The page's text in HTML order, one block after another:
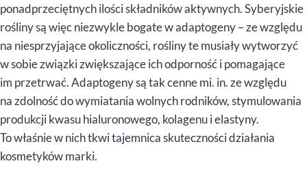
ponadprzeciętnych ilości składników aktywnych. Syberyjskie
rośliny są więc niezwykle bogate w adaptogeny – ze względu
na niesprzyjające okoliczności, rośliny te musiały wytworzyć
w sobie związki zwiększające ich odporność i pomagające
im przetrwać. Adaptogeny są tak cenne mi. in. ze względu
na zdolność do wymiatania wolnych rodników, stymulowania
produkcji kwasu hialuronowego, kolagenu i elastyny.
To właśnie w nich tkwi tajemnica skuteczności działania
kosmetyków marki.